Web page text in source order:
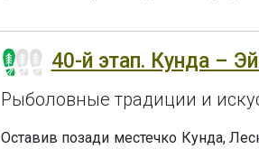
40-й этап. Кунда –
Рыболовные традиции и
Оставив позади местечко Кунда,